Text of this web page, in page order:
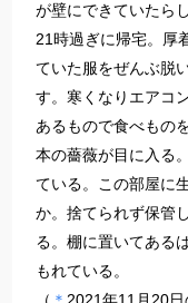
が壁にできていたらし
21時過ぎに帰宅。厚
ていた服をぜんぶ脱
す。寒くなりエアコ
あるもので食べもの
本の薔薇が目に入る
ている。この部屋に
か。捨てられず保管
る。棚に置いてある
もれている。